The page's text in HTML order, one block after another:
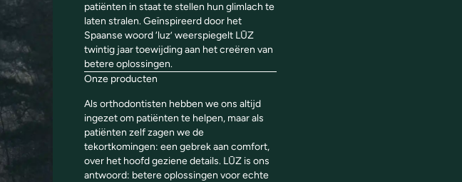
patiënten in staat te stellen hun glimlach te
laten stralen. Geïnspireerd door het
Spaanse woord ‘luz’ weerspiegelt LŪZ
twintig jaar toewijding aan het creëren van
betere oplossingen.
Onze producten
Als orthodontisten hebben we ons altijd
ingezet om patiënten te helpen, maar als
patiënten zelf zagen we de
tekortkomingen: een gebrek aan comfort,
over het hoofd geziene details. LŪZ is ons
antwoord: betere oplossingen voor echte